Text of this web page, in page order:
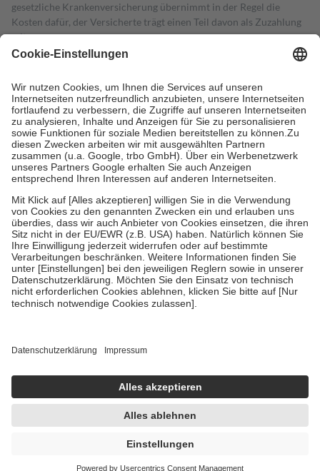
gesetzliche Krankenversicherung übernimmt in der Regel die
Kosten dafür, der Versicherte trägt einen Teil davon als Zuzahlung
mit.
Grundsätzlich leisten Mitglieder Zuzahlungen in Höhe von zehn
höchstens zehn Euro.
Es sind jedoch nie mehr als die tatsächlichen
Kosten der Leistung zu entrichten.
Diese Regeln gelten grundsätzlich auch für Online-Apotheken.
Bei Heilmitteln und häuslicher Krankenpflege beträgt die
Zuzahlung zehn Prozent der Kosten sowie zehn Euro je
Verordnung.
Um das Engagement der Versicherten für ihre eigene Gesundheit zu
stärken und die besondere Stellung der Familie zu unterstützen,
fallenkeine Zuzahlungenan bei:
• Kindern und Jugendlichen bis zum vollendeten 18. Lebensjahr
mit Ausnahme der Fahrkosten
• Untersuchungen zur Vorsorge und Früherkennung, die von der
GKV getragen werden
• empfohlenen Schutzimpfungen
• Harn- und Blutteststreifen
getroffen, um sicherzustellen, dass es sich um echte Bewertungen
https://help.etrusted.com/hc/de/articles/4419944605341
Einige Bilder und Inhalte wurden unter Zuhilfenahme künstlicher